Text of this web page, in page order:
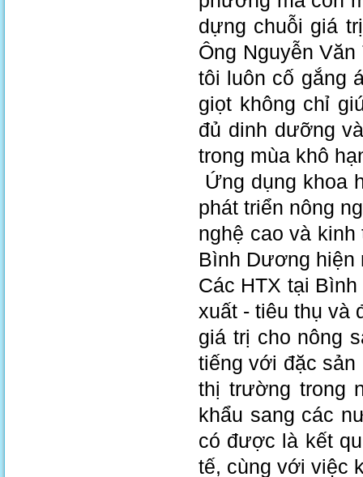
dựng chuỗi giá
Ông Nguyễn
tôi luôn cố gắng
giọt không chỉ
đủ dinh dưỡng
trong mùa khô
Ứng dụng khoa
phát triển nông
nghệ cao và
Bình Dương hiện
Các HTX tại
xuất - tiêu thụ và
giá trị cho nông
tiếng với đặc sản
thị trường trong
khẩu sang các
có được là kết
tế, cùng với việc